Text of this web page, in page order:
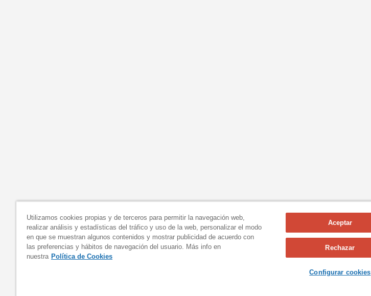
Utilizamos cookies propias y de terceros para permitir la navegación web,
realizar análisis y estadísticas del tráfico y uso de la web, personalizar el modo
en que se muestran algunos contenidos y mostrar publicidad de acuerdo con
las preferencias y hábitos de navegación del usuario. Más info en
nuestra Política de Cookies
Aceptar
Rechazar
Configurar cookies